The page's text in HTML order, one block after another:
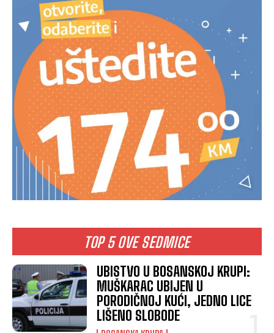
TOP 5 OVE SEDMICE
UBISTVO U BOSANSKOJ KRUPI:
MUŠKARAC UBIJEN U
PORODIČNOJ KUĆI, JEDNO LICE
LIŠENO SLOBODE